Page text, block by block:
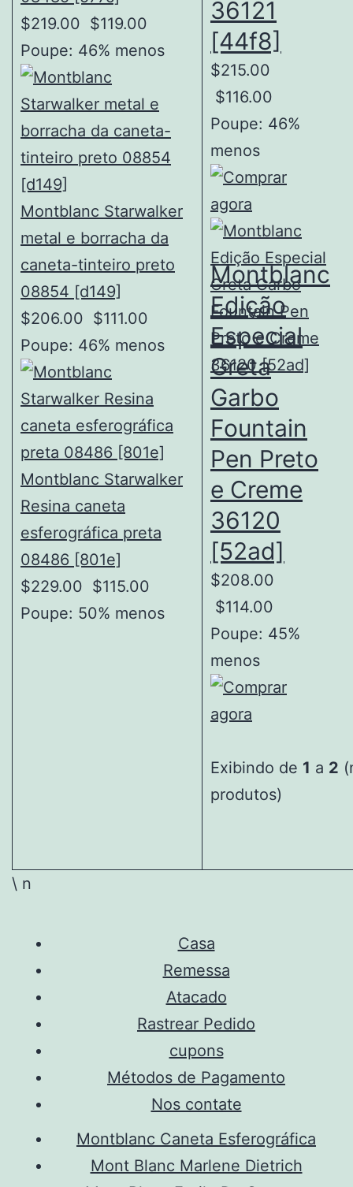
$219.00 $119.00
Poupe: 46% menos
Montblanc Starwalker
metal e borracha da
caneta-tinteiro preto
08854 [d149]
$206.00 $111.00
Poupe: 46% menos
Montblanc Starwalker
Resina caneta
esferográfica preta
08486 [801e]
$229.00 $115.00
Poupe: 50% menos
36121
[44f8]
$215.00
$116.00
Poupe: 46%
menos
Montblanc
Edição
Especial
Greta
Garbo
Fountain
Pen Preto
e Creme
36120
[52ad]
$208.00
$114.00
Poupe: 45%
menos
Exibindo de 1 a 2
produtos)
\ n
Casa
Remessa
Atacado
Rastrear Pedido
cupons
Métodos de Pagamento
Nos contate
Montblanc Caneta Esferográfica
Mont Blanc Marlene Dietrich